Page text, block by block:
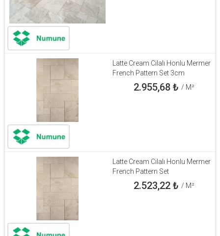
Latte Cream Cilalı Honlu Mermer
French Pattern Set 3cm
2.955,68₺ / M²
Latte Cream Cilalı Honlu Mermer
French Pattern Set
2.523,22₺ / M²